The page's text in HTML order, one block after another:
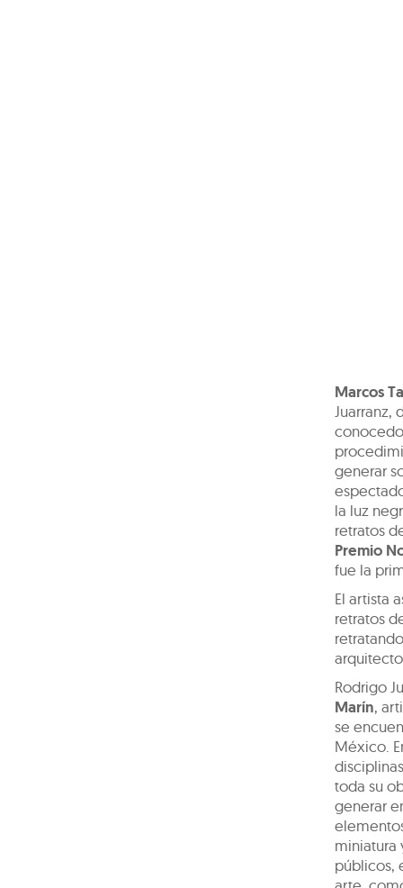
Marcos
Juarranz,
generar
la luz
retratos
Premio
fue la
El artista
retratos
Rodrigo
Marín,
se
México.
toda su
generar
miniatura
públicos,